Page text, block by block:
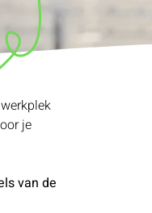
je
van de